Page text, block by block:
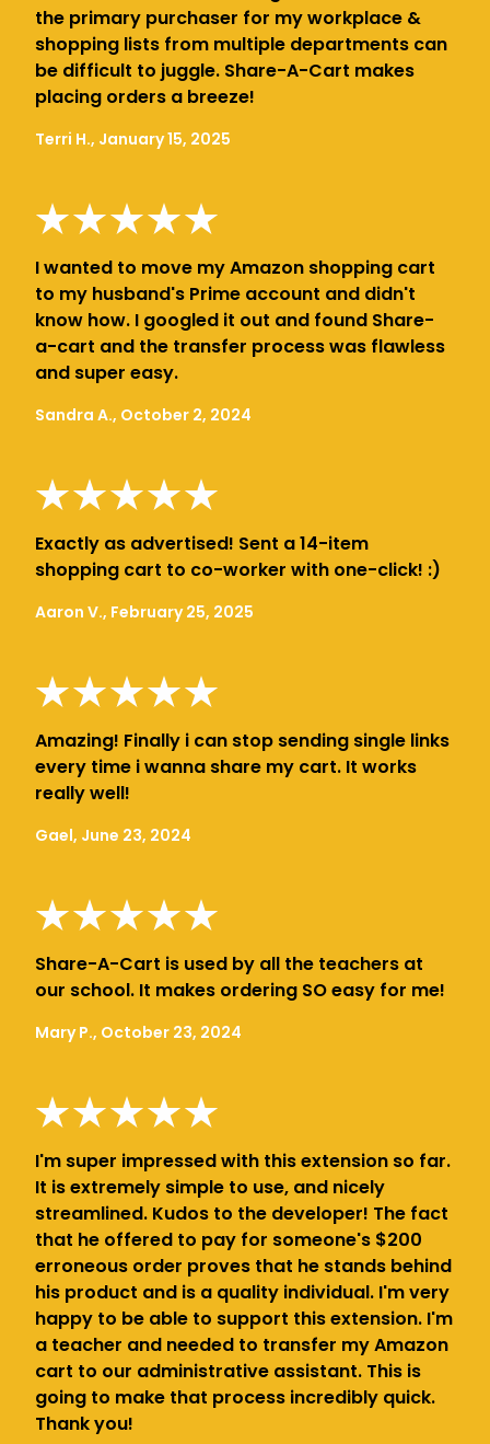
the primary purchaser for my workplace &
shopping lists from multiple departments can
be difficult to juggle. Share-A-Cart makes
placing orders a breeze!
Terri H., January 15, 2025
I wanted to move my Amazon shopping cart
to my husband's Prime account and didn't
know how. I googled it out and found Share-
a-cart and the transfer process was flawless
and super easy.
Sandra A., October 2, 2024
Exactly as advertised! Sent a 14-item
shopping cart to co-worker with one-click! :)
Aaron V., February 25, 2025
Amazing! Finally i can stop sending single links
every time i wanna share my cart. It works
really well!
Gael, June 23, 2024
Share-A-Cart is used by all the teachers at
our school. It makes ordering SO easy for me!
Mary P., October 23, 2024
I'm super impressed with this extension so far.
It is extremely simple to use, and nicely
streamlined. Kudos to the developer! The fact
that he offered to pay for someone's $200
erroneous order proves that he stands behind
his product and is a quality individual. I'm very
happy to be able to support this extension. I'm
a teacher and needed to transfer my Amazon
cart to our administrative assistant. This is
going to make that process incredibly quick.
Thank you!